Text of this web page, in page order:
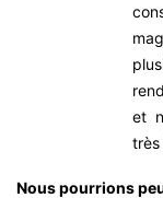
et
très
Nous pourrions